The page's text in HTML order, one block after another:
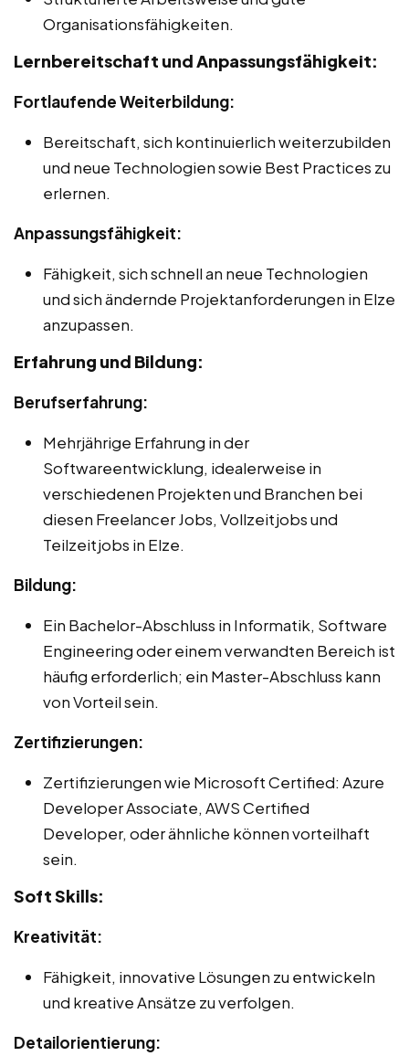
Organisationsfähigkeiten.
Lernbereitschaft und Anpassungsfähigkeit:
Fortlaufende Weiterbildung:
Bereitschaft, sich kontinuierlich weiterzubilden
und neue Technologien sowie Best Practices zu
erlernen.
Anpassungsfähigkeit:
Fähigkeit, sich schnell an neue Technologien
und sich ändernde Projektanforderungen in Elze
anzupassen.
Erfahrung und Bildung:
Berufserfahrung:
Mehrjährige Erfahrung in der
Softwareentwicklung, idealerweise in
verschiedenen Projekten und Branchen bei
diesen Freelancer Jobs, Vollzeitjobs und
Teilzeitjobs in Elze.
Bildung:
Ein Bachelor-Abschluss in Informatik, Software
Engineering oder einem verwandten Bereich ist
häufig erforderlich; ein Master-Abschluss kann
von Vorteil sein.
Zertifizierungen:
Zertifizierungen wie Microsoft Certified: Azure
Developer Associate, AWS Certified
Developer, oder ähnliche können vorteilhaft
sein.
Soft Skills:
Kreativität:
Fähigkeit, innovative Lösungen zu entwickeln
und kreative Ansätze zu verfolgen.
Detailorientierung: